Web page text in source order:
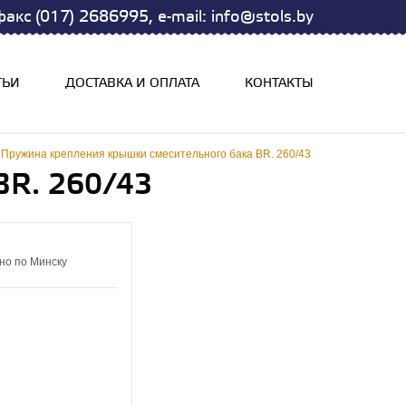
(017) 2686995, e-mail: info@stols.by
ДОСТАВКА И ОПЛАТА КОНТАКТЫ
Пружина крепления крышки смесительного бака BR. 260/43
260/43
по Минску